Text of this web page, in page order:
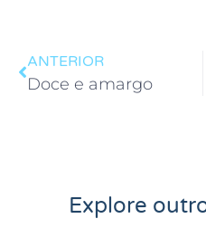
ANTERIOR
Doce e amargo
Explore